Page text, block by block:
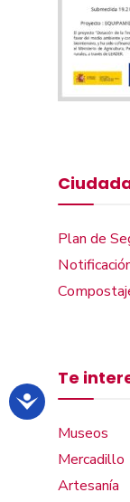
Plan de
Te
Museos
Mercadillo
Artesanía